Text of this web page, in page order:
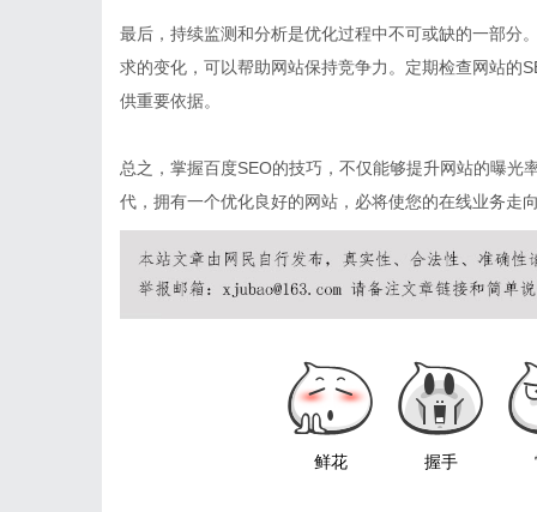
最后，持续监测和分析是优化过程中不可或缺的一部分
求的变化，可以帮助网站保持竞争力。定期检查网站的
供重要依据。
总之，掌握百度SEO的技巧，不仅能够提升网站的曝
代，拥有一个优化良好的网站，必将使您的在线业务走
鲜花 握手